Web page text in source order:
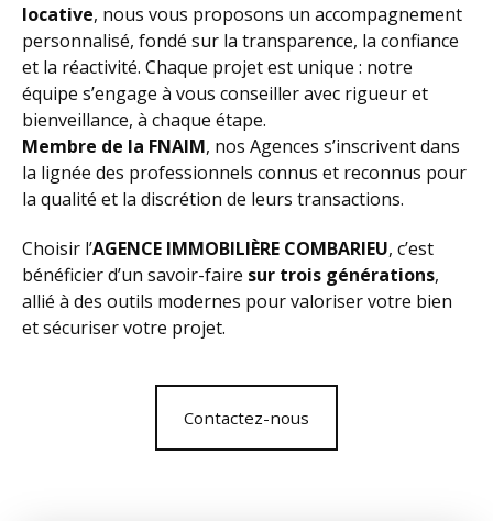
locative, nous vous proposons un accompagnement
personnalisé, fondé sur la transparence, la confiance
et la réactivité. Chaque projet est unique : notre
équipe s’engage à vous conseiller avec rigueur et
bienveillance, à chaque étape.
Membre de la FNAIM, nos Agences s’inscrivent dans
la lignée des professionnels connus et reconnus pour
la qualité et la discrétion de leurs transactions.
Choisir l’AGENCE IMMOBILIÈRE COMBARIEU, c’est
bénéficier d’un savoir-faire sur trois générations,
allié à des outils modernes pour valoriser votre bien
et sécuriser votre projet.
Contactez-nous